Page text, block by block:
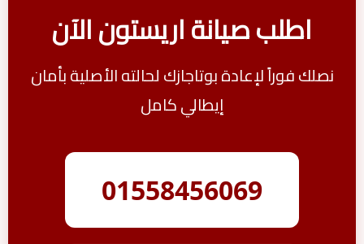
اطلب صيانة اريستون الآن
نصلك فوراً لإعادة بوتاجازك لحالته الأصلية بأمان
إيطالي كامل
01558456069